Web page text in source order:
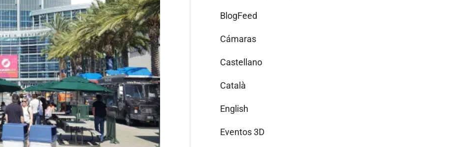
BlogFeed
Cámaras
Castellano
Català
English
Eventos 3D